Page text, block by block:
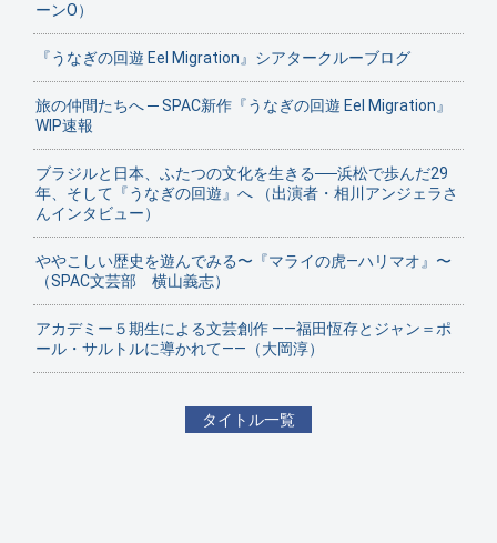
ーンO）
『うなぎの回遊 Eel Migration』シアタークルーブログ
旅の仲間たちへ ─ SPAC新作『うなぎの回遊 Eel Migration』
WIP速報
ブラジルと日本、ふたつの文化を生きる──浜松で歩んだ29
年、そして『うなぎの回遊』へ （出演者・相川アンジェラさ
んインタビュー）
ややこしい歴史を遊んでみる〜『マライの虎—ハリマオ』〜
（SPAC文芸部 横山義志）
アカデミー５期生による文芸創作 ——福田恆存とジャン＝ポ
ール・サルトルに導かれて——（大岡淳）
タイトル一覧